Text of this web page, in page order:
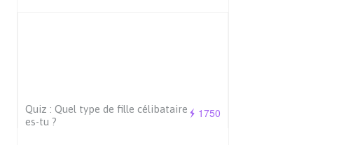
1750
Quiz : Quel type de fille célibataire
es-tu ?